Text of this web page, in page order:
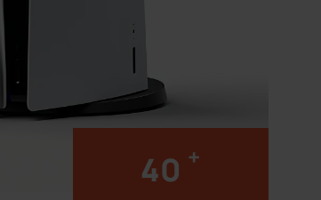
40 +